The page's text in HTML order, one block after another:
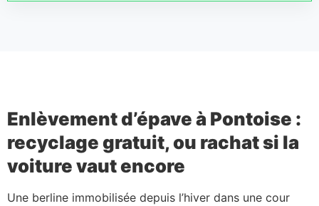
Enlèvement d’épave à Pontoise :
recyclage gratuit, ou rachat si la
voiture vaut encore
Une berline immobilisée depuis l’hiver dans une cour